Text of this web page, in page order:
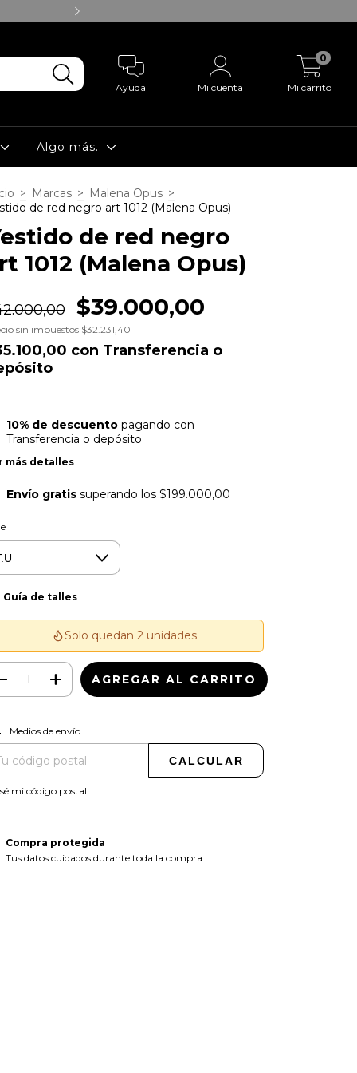
Ayuda Mi cuenta Mi carrito
0
Algo más..
> Marcas > Malena Opus >
de red negro art 1012 (Malena Opus)
de red negro
1012 (Malena Opus)
$39.000,00
sin impuestos $32.231,40
con Transferencia o
10% de descuentopagando con
Transferencia o depósito
más detalles
Envío gratis superando los $199.000,00
Guía de talles
Solo quedan 2 unidades
para el CP:
Medios de envío
CALCULAR
mi código postal
Compra protegida
Tus datos cuidados durante toda la compra.